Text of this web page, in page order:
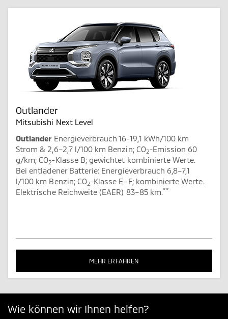
Outlander
Mitsubishi Next Level
Outlander Energieverbrauch 16-19,1 kWh/100 km
Strom & 2,6–2,7 l/100 km Benzin; CO2-Emission 60
g/km; CO2-Klasse B; gewichtet kombinierte Werte.
Bei entladener Batterie: Energieverbrauch 6,8–7,1
l/100 km Benzin; CO2-Klasse E–F; kombinierte Werte.
Elektrische Reichweite (EAER) 83–85 km.**
MEHR ERFAHREN
Wie können wir Ihnen helfen?